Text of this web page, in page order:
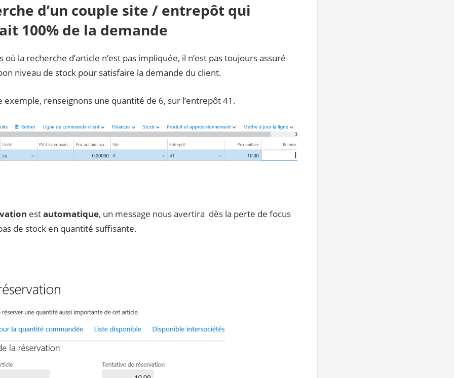
d’un couple site / entrepôt qui
100% de la demande
où la recherche d’article n’est pas impliquée, il n’est pas toujours assuré
niveau de stock pour satisfaire la demande du client.
exemple, renseignons une quantité de 6, sur l’entrepôt 41.
estautomatique, un message nous avertira dès la perte de focus
pas de stock en quantité suffisante.